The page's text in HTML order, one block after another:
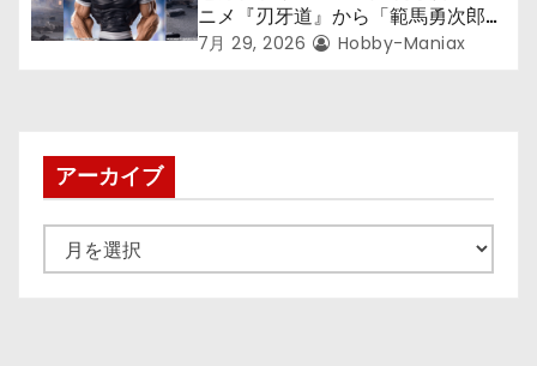
ニメ『刃牙道』から「範馬勇次郎」
が登場ッッ!!
7月 29, 2026 Hobby-Maniax
アーカイブ
ー